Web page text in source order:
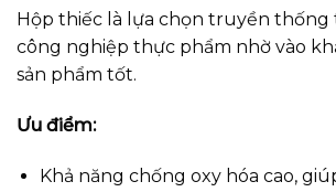
Hộp thiếc là lựa chọn truyền
công nghiệp thực phẩm nhờ vào
sản phẩm tốt.
Ưu điểm:
Khả năng chống oxy hóa cao,